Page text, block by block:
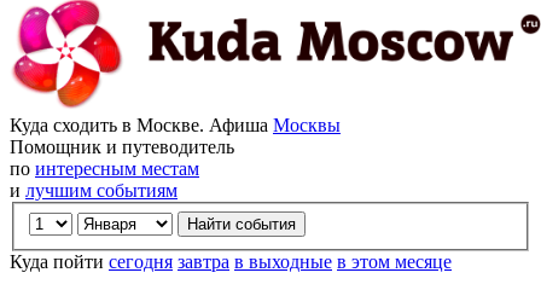
Куда сходить в Москве. Афиша Москвы
Помощник и путеводитель
по интересным местам
и лучшим событиям
Куда пойти сегодня завтра в выходные в этом месяце